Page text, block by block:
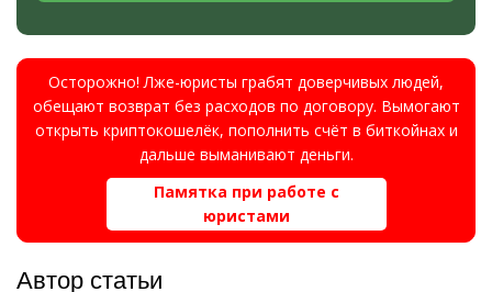
Осторожно! Лже-юристы грабят доверчивых людей,
обещают возврат без расходов по договору. Вымогают
открыть криптокошелёк, пополнить счёт в биткойнах и
дальше выманивают деньги.
Памятка при работе с
юристами
Автор статьи